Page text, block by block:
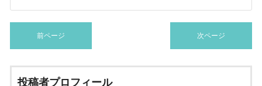
前ページ 次ページ
投稿者プロフィール